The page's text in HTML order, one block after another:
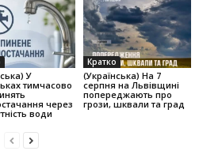
У
тимчасово
через
води
Кратко
(Українська) На 7
серпня на Львівщині
попереджають про
грози, шквали та град